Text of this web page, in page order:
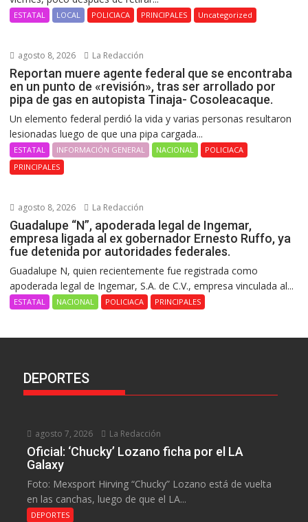
ESTATAL LOCAL POLICIACA PRINCIPALES Uncategorized
agosto 8, 2026 La Redacción
Reportan muere agente federal que se encontraba
en un punto de «revisión», tras ser arrollado por
pipa de gas en autopista Tinaja- Cosoleacaque.
Un elemento federal perdió la vida y varias personas resultaron
lesionadas luego de que una pipa cargada...
ESTATAL INFORMACIÓN GENERAL NACIONAL
POLICIACA
PRINCIPALES
agosto 8, 2026 La Redacción
Guadalupe “N”, apoderada legal de Ingemar,
empresa ligada al ex gobernador Ernesto Ruffo, ya
fue detenida por autoridades federales.
Guadalupe N, quien recientemente fue registrada como
apoderada legal de Ingemar, S.A. de C.V., empresa vinculada al...
ESTATAL NACIONAL POLICIACA PRINCIPALES
DEPORTES
agosto 7, 2026 La Redacción
Oficial: ‘Chucky’ Lozano ficha por el LA
Galaxy
Foto: Mexsport Hirving “Chucky” Lozano está de vuelta
en las canchas, luego de que el LA...
DEPORTES